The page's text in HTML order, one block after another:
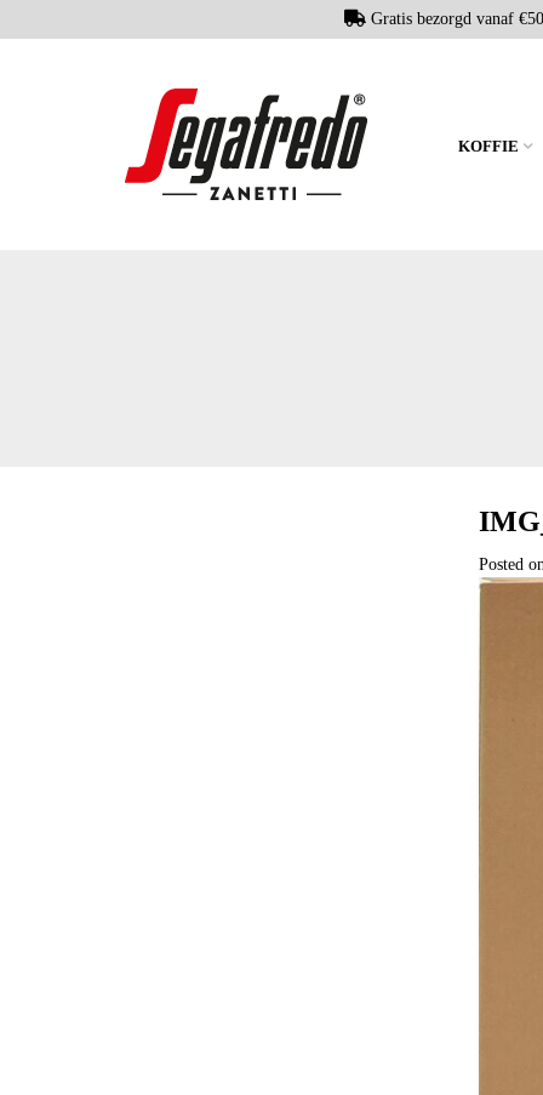
Gratis bezorgd vanaf
KOFFIE
Posted